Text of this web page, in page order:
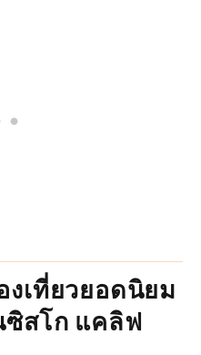
งเที่ยวยอดนิยม
สโก แคลิฟ